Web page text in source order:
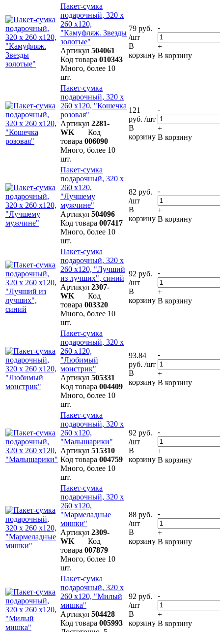
Пакет-сумка
подарочный, 320 х
260 х120,
"Камуфляж. Звезды
золотые"
Артикул 504061
Код товара 010343
Много, более 10
шт.
79 руб.
/шт
В
корзину
-
+
В корзину
Пакет-сумка
подарочный, 320 х
260 х120, "Кошечка
розовая"
Артикул 2281-
WK Код
товара 006090
Много, более 10
шт.
121
руб. /шт
В
корзину
-
+
В корзину
Пакет-сумка
подарочный, 320 х
260 х120,
"Лучшему
мужчине"
Артикул 504096
Код товара 007417
Много, более 10
шт.
82 руб.
/шт
В
корзину
-
+
В корзину
Пакет-сумка
подарочный, 320 х
260 х120, "Лучший
из лучших", синий
Артикул 2307-
WK Код
товара 003320
Много, более 10
шт.
92 руб.
/шт
В
корзину
-
+
В корзину
Пакет-сумка
подарочный, 320 х
260 х120,
"Любимый
монстрик"
Артикул 505331
Код товара 004409
Много, более 10
шт.
93.84
руб. /шт
В
корзину
-
+
В корзину
Пакет-сумка
подарочный, 320 х
260 х120,
"Малышарики"
Артикул 515310
Код товара 004759
Много, более 10
шт.
92 руб.
/шт
В
корзину
-
+
В корзину
Пакет-сумка
подарочный, 320 х
260 х120,
"Мармеладные
мишки"
Артикул 2309-
WK Код
товара 007879
Много, более 10
шт.
88 руб.
/шт
В
корзину
-
+
В корзину
Пакет-сумка
подарочный, 320 х
260 х120, "Милый
мишка"
Артикул 504428
Код товара 005993
92 руб.
/шт
В
корзину
-
+
В корзину